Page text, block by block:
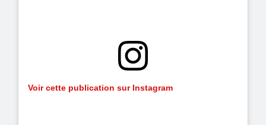
Voir cette publication sur Instagram